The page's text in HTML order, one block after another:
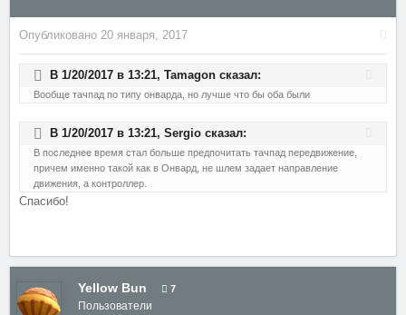
Опубликовано 20 января, 2017
В 1/20/2017 в 13:21, Tamagon сказал:
Вообще тачпад по типу онварда, но лучше что бы оба были
В 1/20/2017 в 13:21, Sergio сказал:
В последнее время стал больше предпочитать тачпад передвижение,
причем именно такой как в Онвард, не шлем задает направление
движения, а контроллер.
Спасибо!
Yellow Bun 7
Пользователи